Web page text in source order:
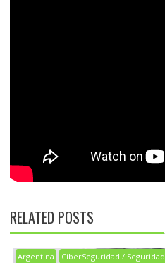
RELATED POSTS
Argentina CiberSeguridad / Seguridad